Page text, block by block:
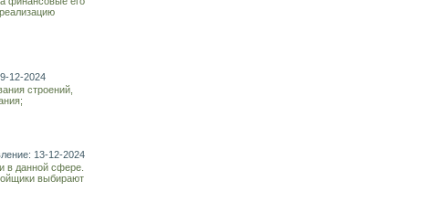
12-2024
строений,
13-12-2024
в данной сфере.
выбирают